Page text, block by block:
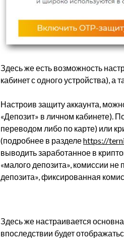
Здесь же есть возможность
кабинет с одного устройства), а
Настроив защиту аккаунта,
«Депозит» в личном кабинете).
переводом либо по карте) или
(подробнее в разделеhttps://
выводить заработанное в
«малого депозита», комиссии
депозита», фиксированная
Здесь же настраивается
впоследствии будет